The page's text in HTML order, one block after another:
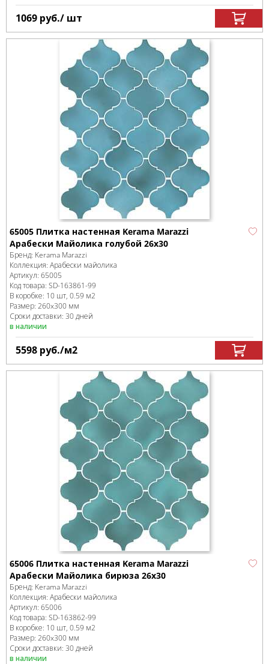
1069 руб./ шт
65005 Плитка настенная Kerama Marazzi
Арабески Майолика голубой 26x30
Бренд: Kerama Marazzi
Коллекция: Арабески майолика
Артикул: 65005
Код товара: SD-163861-99
В коробке: 10 шт, 0.59 м2
Размер: 260x300 мм
Сроки доставки: 30 дней
в наличии
5598 руб./м2
65006 Плитка настенная Kerama Marazzi
Арабески Майолика бирюза 26x30
Бренд: Kerama Marazzi
Коллекция: Арабески майолика
Артикул: 65006
Код товара: SD-163862-99
В коробке: 10 шт, 0.59 м2
Размер: 260x300 мм
Сроки доставки: 30 дней
в наличии